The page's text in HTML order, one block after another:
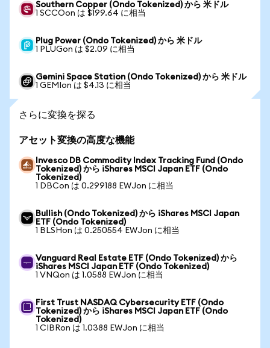
Southern Copper (Ondo Tokenized) から 米ドル
1 SCCOon は $199.64 に相当
Plug Power (Ondo Tokenized) から 米ドル
1 PLUGon は $2.09 に相当
Gemini Space Station (Ondo Tokenized) から 米ドル
1 GEMIon は $4.13 に相当
さらに変換を探る
アセット変換の高度な機能
Invesco DB Commodity Index Tracking Fund (Ondo
Tokenized) から iShares MSCI Japan ETF (Ondo
Tokenized)
1 DBCon は 0.299188 EWJon に相当
Bullish (Ondo Tokenized) から iShares MSCI Japan
ETF (Ondo Tokenized)
1 BLSHon は 0.250554 EWJon に相当
Vanguard Real Estate ETF (Ondo Tokenized) から
iShares MSCI Japan ETF (Ondo Tokenized)
1 VNQon は 1.0588 EWJon に相当
First Trust NASDAQ Cybersecurity ETF (Ondo
Tokenized) から iShares MSCI Japan ETF (Ondo
Tokenized)
1 CIBRon は 1.0388 EWJon に相当